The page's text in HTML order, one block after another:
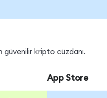
güvenilir kripto cüzdanı.
App Store